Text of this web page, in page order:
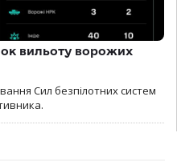
вильоту ворожих
Сил безпілотних систем